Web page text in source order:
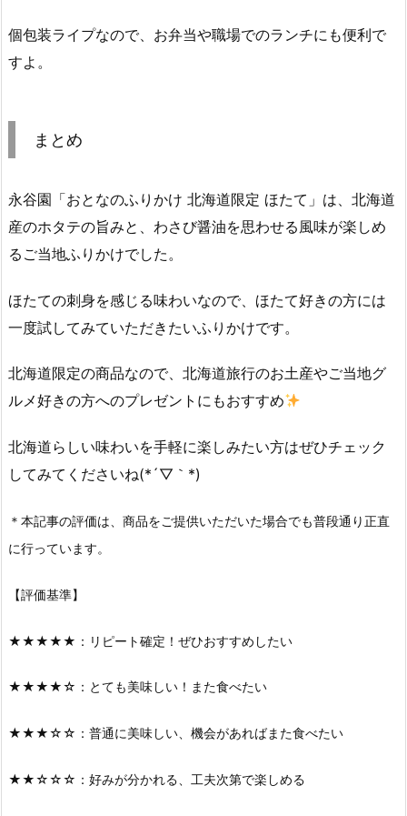
個包装ライプなので、お弁当や職場でのランチにも便利で
すよ。
まとめ
永谷園「おとなのふりかけ 北海道限定 ほたて」は、北海道
産のホタテの旨みと、わさび醤油を思わせる風味が楽しめ
るご当地ふりかけでした。
ほたての刺身を感じる味わいなので、ほたて好きの方には
一度試してみていただきたいふりかけです。
北海道限定の商品なので、北海道旅行のお土産やご当地グ
ルメ好きの方へのプレゼントにもおすすめ
北海道らしい味わいを手軽に楽しみたい方はぜひチェック
してみてくださいね(*´▽｀*)
＊本記事の評価は、商品をご提供いただいた場合でも普段通り正直
に行っています。
【評価基準】
★★★★★：リピート確定！ぜひおすすめしたい
★★★★☆：とても美味しい！また食べたい
★★★☆☆：普通に美味しい、機会があればまた食べたい
★★☆☆☆：好みが分かれる、工夫次第で楽しめる